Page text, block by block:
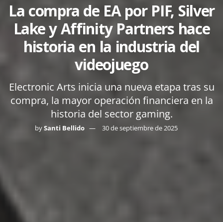
La compra de EA por PIF, Silver
Lake y Affinity Partners hace
historia en la industria del
videojuego
Electronic Arts inicia una nueva etapa tras su
compra, la mayor operación financiera en la
historia del sector gaming.
bySanti Bellido 30 de septiembre de 2025